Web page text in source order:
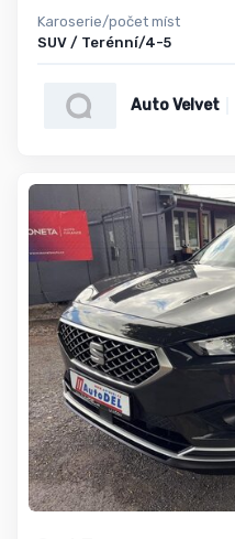
Karoserie/počet míst
SUV / Terénní/4-5
Auto Velvet